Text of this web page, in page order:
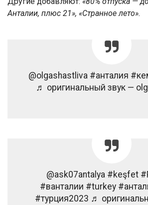
Анталии, плюс 21», «Странное лето».
@olgashastliva #анталия
♬ оригинальный звук —
@ask07antalya #keşfet
#ванталии #turkey
#турция2023 ♬